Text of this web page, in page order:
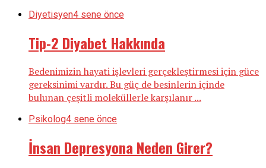
Diyetisyen4 sene önce
Tip-2 Diyabet Hakkında
Bedenimizin hayati işlevleri gerçekleştirmesi için güce
gereksinimi vardır. Bu güç de besinlerin içinde
bulunan çeşitli moleküllerle karşılanır ...
Psikolog4 sene önce
İnsan Depresyona Neden Girer?